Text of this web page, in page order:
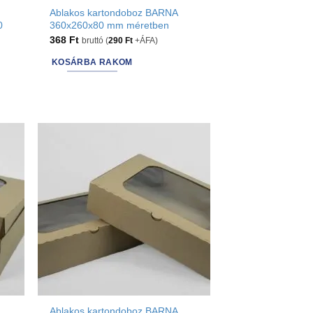
Ablakos kartondoboz BARNA
360x260x80 mm méretben
368 Ft bruttó (290 Ft +ÁFA)
KOSÁRBA RAKOM